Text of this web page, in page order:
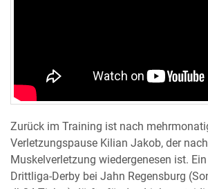
Zurück im Training ist nach
Verletzungspause Kilian Jakob, der
Muskelverletzung wiedergenesen ist.
Drittliga-Derby bei Jahn Regensburg